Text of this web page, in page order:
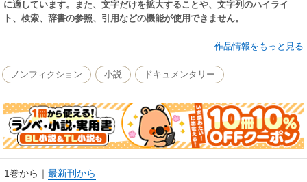
に適しています。また、文字だけを拡大することや、文字列のハイライ
ト、検索、辞書の参照、引用などの機能が使用できません。
小学校で習った社会科をこの一冊でクイズ形式で楽しくおさらいできる。
きづらい「社会の常識」を、豊富なビジュアルで自然に頭に入りやすい問
題に。中学入試レベルのチャレンジ問題も。
作品情報をもっと見る
ノンフィクション 小説 ドキュメンタリー
1巻から ｜ 最新刊から